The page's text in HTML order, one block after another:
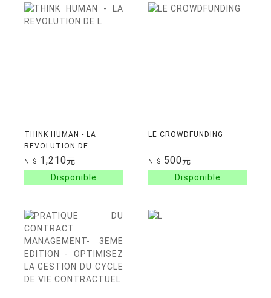
THINK HUMAN - LA
REVOLUTION DE
L'EXPERIENCE CLIENT A
L'HEURE DU DIGITAL
NT$ 1,210元
LE CROWDFUNDING
NT$ 500元